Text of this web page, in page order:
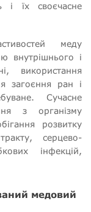
і їх своєчасне
меду
внутрішнього і
використання
загоєння ран і
Сучасне
з організму
розвитку
серцево-
інфекцій,
медовий